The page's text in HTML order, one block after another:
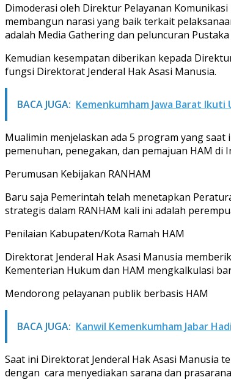
Dimoderasi oleh Direktur Pelayanan
membangun narasi yang baik terkait
adalah Media Gathering dan peluncuran
Kemudian kesempatan diberikan kepada
fungsi Direktorat Jenderal Hak Asasi Manusia.
BACA JUGA: Kemenkumham Jawa Barat
Mualimin menjelaskan ada 5 program yang
pemenuhan, penegakan, dan pemajuan HAM di
Perumusan Kebijakan RANHAM
Baru saja Pemerintah telah menetapkan
strategis dalam RANHAM kali ini adalah
Penilaian Kabupaten/Kota Ramah HAM
Direktorat Jenderal Hak Asasi Manusia
Kementerian Hukum dan HAM mengkalkulasi
Mendorong pelayanan publik berbasis HAM
BACA JUGA: Kanwil Kemenkumham Jabar
Saat ini Direktorat Jenderal Hak Asasi Manusia
dengan cara menyediakan sarana dan